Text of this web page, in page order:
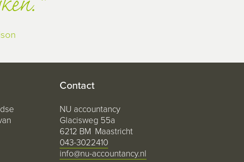
Contact
NU accountancy
Glacisweg 55a
6212 BM Maastricht
043-3022410
info@nu-accountancy.nl